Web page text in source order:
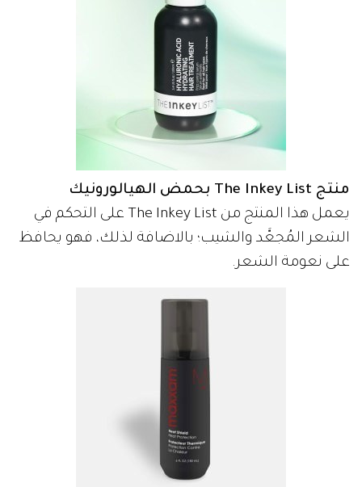
منتج The Inkey List بحمض الهيالورونيك
يعمل هذا المنتج من The Inkey List على التحكم في
الشعر المُجعَّد والشيب؛ بالاضافة لذلك، فهو يحافظ
على نعومة الشعر.